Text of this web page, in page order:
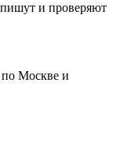
и проверяют
Москве и